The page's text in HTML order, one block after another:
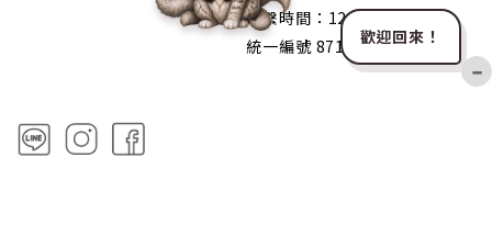
聯繫時間：1200-2400
統一編號 87105403歡迎回來！
−